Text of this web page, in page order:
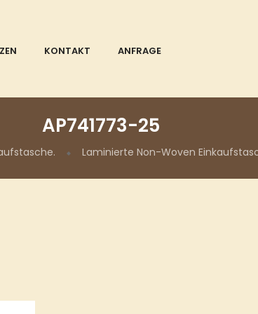
KONTAKT ANFRAGE
AP741773-25
Laminierte Non-Woven